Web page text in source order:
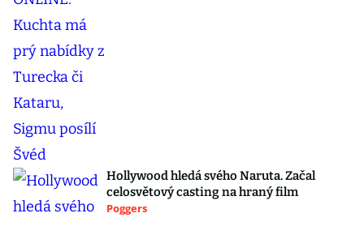
Hollywood hledá svého Naruta. Začal
celosvětový casting na hraný film
Poggers